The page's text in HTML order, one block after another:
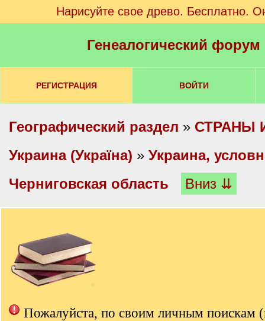
Нарисуйте свое древо. Бесплатно.
Генеалогический
РЕГИСТРАЦИЯ ВОЙТИ
Географический раздел » СТРАНЫ
Украина (Україна) » Украина,
Черниговская область
Вниз ⇊
Пожалуйста, по своим личным поискам